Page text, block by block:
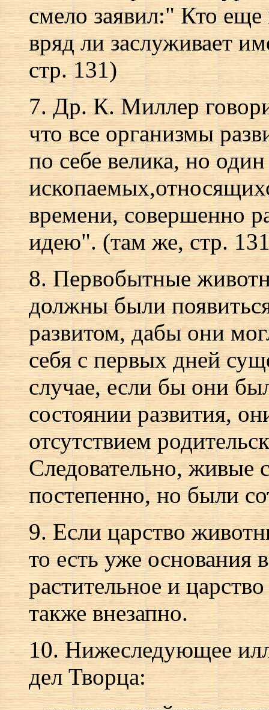
смело заявил:" Кто
вряд ли заслуживает
стр. 131)
7. Др. К. Миллер
что все организмы
по себе велика, но
времени, совершенно
идею". (там же, стр.
8. Первобытные
должны были
развитом, дабы они
себя с первых дней
случае, если бы они
состоянии развития,
отсутствием
Следовательно, живые
постепенно, но были
9. Если царство
то есть уже основания
растительное и
также внезапно.
10. Нижеследующее
дел Творца: